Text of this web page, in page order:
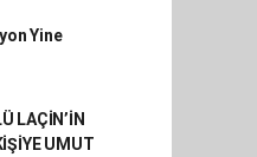
Yine
LAÇİN’İN
UMUT